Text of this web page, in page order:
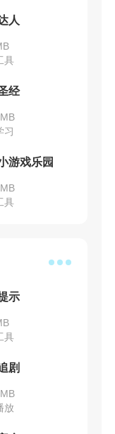
人
具
经
习
游戏乐园
具
示
具
剧
放